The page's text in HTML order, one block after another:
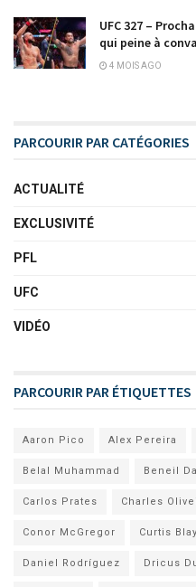
UFC 327 –
qui peine à
4 MOIS AGO
PARCOURIR PAR CATÉGORIES
ACTUALITÉ
EXCLUSIVITÉ
PFL
UFC
VIDÉO
PARCOURIR PAR ÉTIQUETTES
Aaron Pico Alex Pereira
Belal Muhammad Beneil
Carlos Prates Charles
Conor McGregor Curtis
Daniel Rodríguez Dricus